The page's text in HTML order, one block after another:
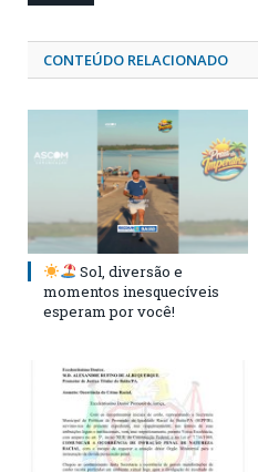
CONTEÚDO RELACIONADO
Sol, diversão e
momentos inesquecíveis
esperam por você!